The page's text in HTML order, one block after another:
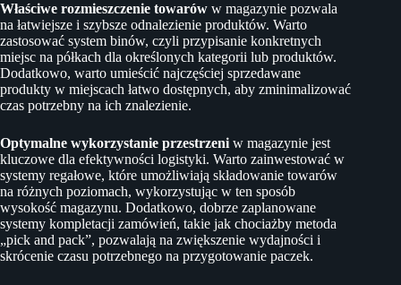
Właściwe rozmieszczenie towarów w magazynie pozwala
na łatwiejsze i szybsze odnalezienie produktów. Warto
zastosować system binów, czyli przypisanie konkretnych
miejsc na półkach dla określonych kategorii lub produktów.
Dodatkowo, warto umieścić najczęściej sprzedawane
produkty w miejscach łatwo dostępnych, aby zminimalizować
czas potrzebny na ich znalezienie.
Optymalne wykorzystanie przestrzeni w magazynie jest
kluczowe dla efektywności logistyki. Warto zainwestować w
systemy regałowe, które umożliwiają składowanie towarów
na różnych poziomach, wykorzystując w ten sposób
wysokość magazynu. Dodatkowo, dobrze zaplanowane
systemy kompletacji zamówień, takie jak chociażby metoda
„pick and pack”, pozwalają na zwiększenie wydajności i
skrócenie czasu potrzebnego na przygotowanie paczek.